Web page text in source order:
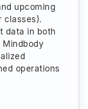
upcoming
classes).
data in both
operations